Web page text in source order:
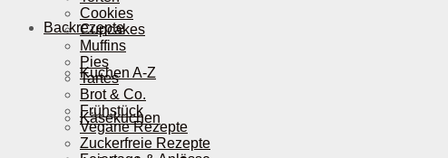
Backrezepte
Kuchen A-Z
Käsekuchen
Cookies
Cupcakes
Muffins
Pies
Tartes
Brot & Co.
Frühstück
Vegane Rezepte
Zuckerfreie Rezepte